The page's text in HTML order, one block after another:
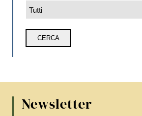
Newsletter